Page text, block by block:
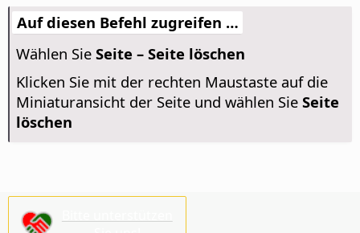
Auf diesen Befehl zugreifen …
Wählen Sie Seite – Seite löschen
Klicken Sie mit der rechten Maustaste auf die
Miniaturansicht der Seite und wählen Sie Seite
löschen